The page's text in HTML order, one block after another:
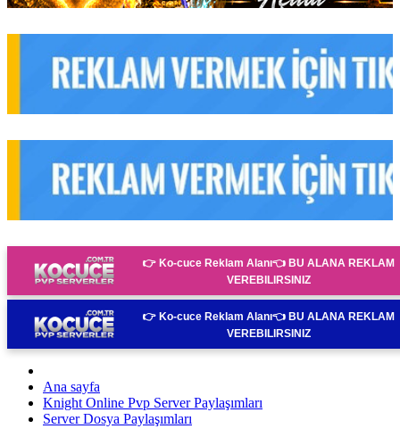
👉 Ko-cuce Reklam Alanı👈 BU ALANA REKLAM
VEREBILIRSINIZ
👉 Ko-cuce Reklam Alanı👈 BU ALANA REKLAM
VEREBILIRSINIZ
Ana sayfa
Knight Online Pvp Server Paylaşımları
Server Dosya Paylaşımları